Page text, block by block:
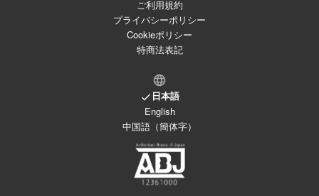
ご利用規約
プライバシーポリシー
Cookieポリシー
特商法表記
日本語
English
中国語（簡体字）